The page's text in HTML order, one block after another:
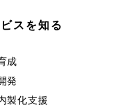
スを知る
成
発
製化支援